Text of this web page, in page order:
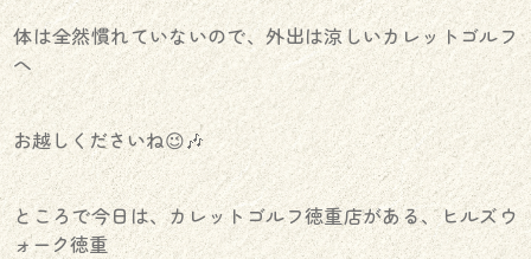
体は全然慣れていないので、外出は涼しいカレットゴルフ
へ
お越しくださいね😉🎶
ところで今日は、カレットゴルフ徳重店がある、ヒルズウ
ォーク徳重